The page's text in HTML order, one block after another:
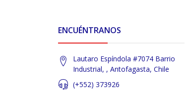
ENCUÉNTRANOS
Lautaro Espíndola #7074 Barrio
Industrial, , Antofagasta, Chile
(+552) 373926